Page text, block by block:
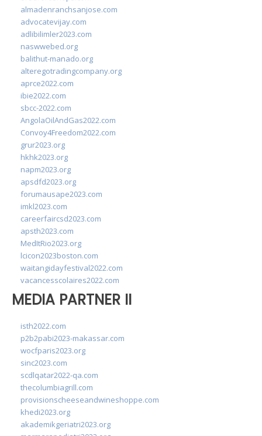
almadenranchsanjose.com
advocatevijay.com
adlibilimler2023.com
naswwebed.org
balithut-manado.org
alteregotradingcompany.org
aprce2022.com
ibie2022.com
sbcc-2022.com
AngolaOilAndGas2022.com
Convoy4Freedom2022.com
grur2023.org
hkhk2023.org
napm2023.org
apsdfd2023.org
forumausape2023.com
imkl2023.com
careerfaircsd2023.com
apsth2023.com
MedItRio2023.org
lcicon2023boston.com
waitangidayfestival2022.com
vacancesscolaires2022.com
MEDIA PARTNER II
isth2022.com
p2b2pabi2023-makassar.com
wocfparis2023.org
sinc2023.com
scdlqatar2022-qa.com
thecolumbiagrill.com
provisionscheeseandwineshoppe.com
khedi2023.org
akademikgeriatri2023.org